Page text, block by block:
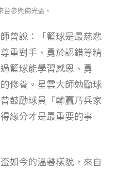
台參與佛光盃。
曾說：「籃球是最慈悲
重對手、勇於認錯等精
籃球能學習感恩、勇
修養。星雲大師勉勵球
鼓勵球員「輸贏乃兵家
緣分才是最重要的事
如今的溫馨樣貌，來自